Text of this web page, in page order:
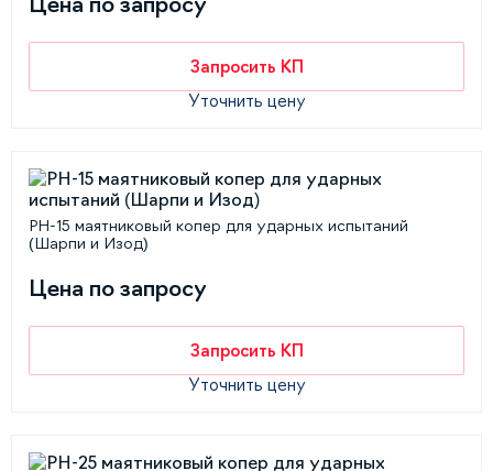
Запросить КП
Уточнить цену
РН-15 маятниковый копер для ударных испытаний
(Шарпи и Изод)
Цена по запросу
Запросить КП
Уточнить цену